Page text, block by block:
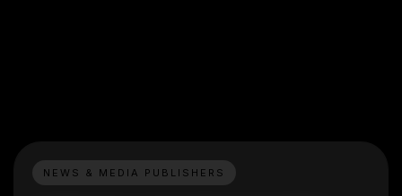
NEWS & MEDIA PUBLISHERS